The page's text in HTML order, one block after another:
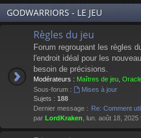
ur
ci
m
s
GODWARRIORS - LE JEU
Règles du jeu
Forum regroupant les règles
l'endroit idéal pour les
besoin de précisions.
Modérateurs : Maîtres de jeu
Sous-forum :
Mises à jour
Sujets : 188
Dernier message : Re: Comment
par LordKraken , lun. août 18,